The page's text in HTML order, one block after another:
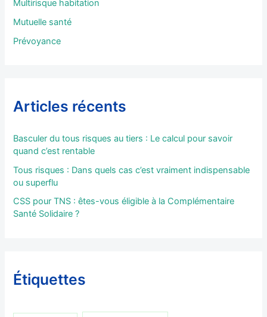
Multirisque habitation
Mutuelle santé
Prévoyance
Articles récents
Basculer du tous risques au tiers : Le calcul pour savoir
quand c’est rentable
Tous risques : Dans quels cas c’est vraiment indispensable
ou superflu
CSS pour TNS : êtes-vous éligible à la Complémentaire
Santé Solidaire ?
Étiquettes